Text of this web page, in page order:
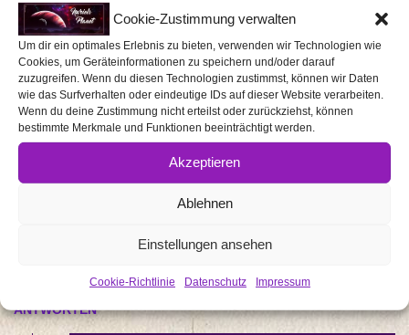
Cookie-Zustimmung verwalten
Um dir ein optimales Erlebnis zu bieten, verwenden wir Technologien wie
Cookies, um Geräteinformationen zu speichern und/oder darauf
zuzugreifen. Wenn du diesen Technologien zustimmst, können wir Daten
wie das Surfverhalten oder eindeutige IDs auf dieser Website verarbeiten.
Wenn du deine Zustimmung nicht erteilst oder zurückziehst, können
bestimmte Merkmale und Funktionen beeinträchtigt werden.
Akzeptieren
Ablehnen
Einstellungen ansehen
Cookie-Richtlinie Datenschutz Impressum
Tröste dich…meine Paprika letztes Jahr kam im
November!!! Und ist dann gleich erfroren xD
Ich finde die Idee des Shops total gut, da wir auch
versuchen auf Plastik zu verzichten. Das geht zwar nicht
immer, aber wenn jeder Mensch ein kleines bißchen
macht, hilft das der Welt schon ungemein.
Gruß,
ANIKA CATALDI
11 JAHREN AGO PERMALINK
ANTWORTEN